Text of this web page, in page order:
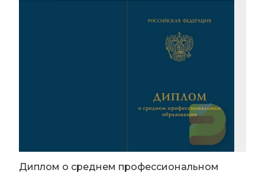
Диплом о среднем профессиональном